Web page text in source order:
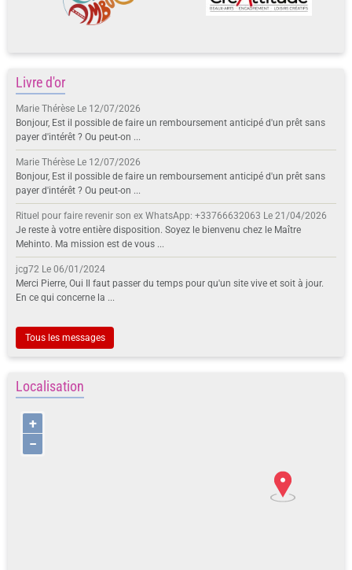
Livre d'or
Marie Thérèse Le 12/07/2026
Bonjour, Est il possible de faire un remboursement anticipé d'un prêt sans
payer d'intérêt ? Ou peut-on ...
Marie Thérèse Le 12/07/2026
Bonjour, Est il possible de faire un remboursement anticipé d'un prêt sans
payer d'intérêt ? Ou peut-on ...
Rituel pour faire revenir son ex WhatsApp: +33766632063 Le 21/04/2026
Je reste à votre entière disposition. Soyez le bienvenu chez le Maître
Mehinto. Ma mission est de vous ...
jcg72 Le 06/01/2024
Merci Pierre, Oui Il faut passer du temps pour qu'un site vive et soit à jour.
En ce qui concerne la ...
Tous les messages
Localisation
+
−